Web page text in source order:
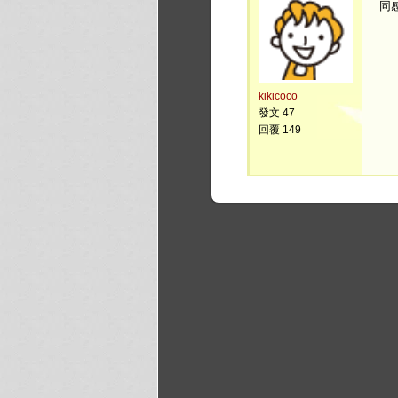
kikicoco
發文 47
回覆 149
同